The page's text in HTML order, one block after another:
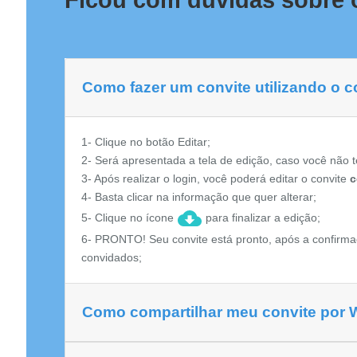
Como fazer um convite utilizando o
1- Clique no botão Editar;
2- Será apresentada a tela de edição, caso você
3- Após realizar o login, você poderá editar o convite
4- Basta clicar na informação que quer alterar;
5- Clique no ícone
para finalizar a edição;
6- PRONTO! Seu convite está pronto, após a
convidados;
Como compartilhar meu convite por